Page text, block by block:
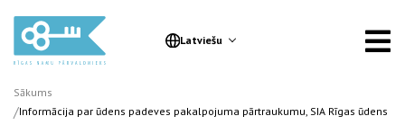
Latviešu
Sākums
/Informācija par ūdens padeves pakalpojuma pārtraukumu, SIA Rīgas ūdens